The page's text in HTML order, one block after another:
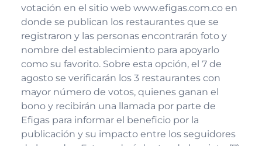
votación en el sitio web www.efigas.com.co en
donde se publican los restaurantes que se
registraron y las personas encontrarán foto y
nombre del establecimiento para apoyarlo
como su favorito. Sobre esta opción, el 7 de
agosto se verificarán los 3 restaurantes con
mayor número de votos, quienes ganan el
bono y recibirán una llamada por parte de
Efigas para informar el beneficio por la
publicación y su impacto entre los seguidores